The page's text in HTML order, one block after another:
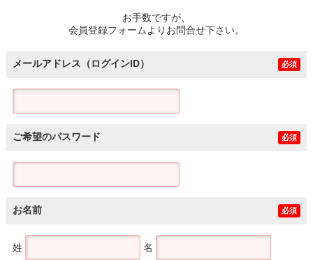
お手数ですが、
会員登録フォームよりお問合せ下さい。
メールアドレス（ログインID） 必須
ご希望のパスワード 必須
お名前 必須
姓 名